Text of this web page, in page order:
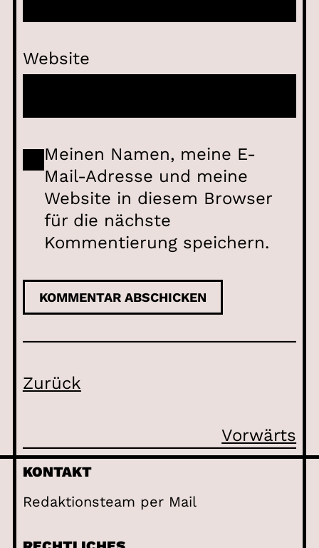
Website
Meinen Namen, meine E-
Mail-Adresse und meine
Website in diesem Browser
für die nächste
Kommentierung speichern.
Zurück
Vorwärts
KONTAKT
Redaktionsteam per Mail